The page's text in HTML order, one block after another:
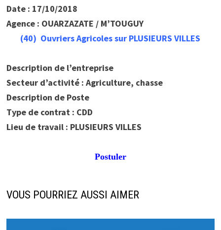
Date : 17/10/2018
Agence : OUARZAZATE / M’TOUGUY
(40) Ouvriers Agricoles sur PLUSIEURS VILLES
Description de l’entreprise
Secteur d’activité : Agriculture, chasse
Description de Poste
Type de contrat : CDD
Lieu de travail : PLUSIEURS VILLES
Postuler
VOUS POURRIEZ AUSSI AIMER